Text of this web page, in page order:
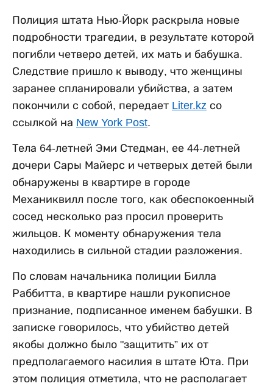
Полиция штата Нью-Йорк раскрыла новые
подробности трагедии, в результате которой
погибли четверо детей, их мать и бабушка.
Следствие пришло к выводу, что женщины
заранее спланировали убийства, а затем
покончили с собой, передает Liter.kz со
ссылкой на New York Post.
Тела 64-летней Эми Стедман, ее 44-летней
дочери Сары Майерс и четверых детей были
обнаружены в квартире в городе
Механиквилл после того, как обеспокоенный
сосед несколько раз просил проверить
жильцов. К моменту обнаружения тела
находились в сильной стадии разложения.
По словам начальника полиции Билла
Раббитта, в квартире нашли рукописное
признание, подписанное именем бабушки. В
записке говорилось, что убийство детей
якобы должно было "защитить” их от
предполагаемого насилия в штате Юта. При
этом полиция отметила, что не располагает